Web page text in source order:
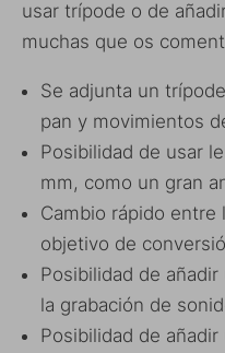
usar trípode o de
muchas que os
Se adjunta un
pan y movimientos
Posibilidad de usar
mm, como un gran
Cambio rápido entre
objetivo de
Posibilidad de
la grabación de
Posibilidad de